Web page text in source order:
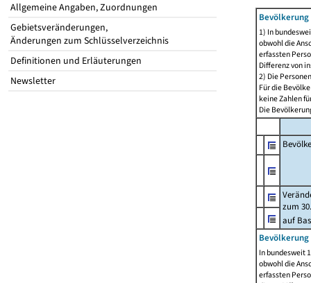
Allgemeine Angaben, Zuordnungen
Gebietsveränderungen,
Änderungen zum Schlüsselverzeichnis
Definitionen und Erläuterungen
Newsletter
1) In
obwohl die
erfassten
Differenz von
2) Die
Für die
keine Zahlen
Die
zum
auf
Bevölkerung
In bundesweit
obwohl die
erfassten